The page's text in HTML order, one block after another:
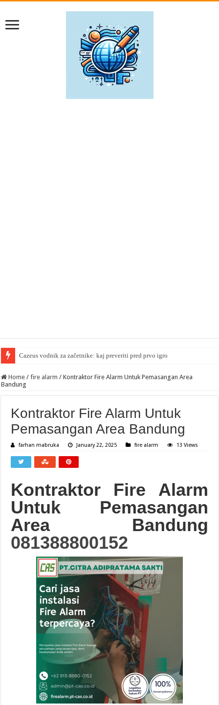
Cazeus vodnik za začetnike: kaj preveriti pred prvo igro
Home / fire alarm / Kontraktor Fire Alarm Untuk Pemasangan Area
Bandung
Kontraktor Fire Alarm Untuk
Pemasangan Area Bandung
farhan mabruka January 22, 2025 fire alarm 13 Views
Kontraktor Fire Alarm
Untuk Pemasangan
Area Bandung
081388800152